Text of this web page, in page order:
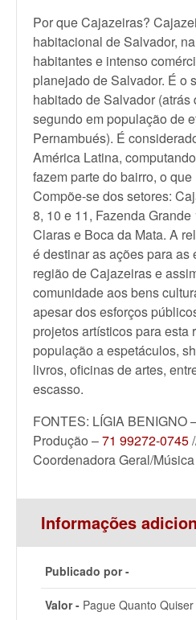
Por que Cajazeiras?
habitacional de Salvador,
habitantes e intenso
planejado de Salvador. É o
habitado de Salvador (atrás
segundo em população de
Pernambués). É
América Latina,
fazem parte do bairro, o
Compõe-se dos setores:
8, 10 e 11, Fazenda
Claras e Boca da Mata. A
é destinar as ações para
região de Cajazeiras e
comunidade aos bens
apesar dos esforços
projetos artísticos para esta
população a espetáculos,
livros, oficinas de artes,
escasso.
FONTES: LÍGIA BENIGNO
Produção –71 99272-0745
Coordenadora Geral/
Informações
Publicado por -
Valor - Pague Quanto Quiser